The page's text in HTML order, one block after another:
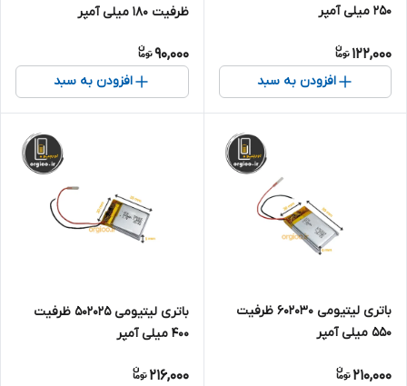
250 میلی آمپر
122,000
افزودن به سبد
ظرفیت 180 میلی آمپر
90,000
افزودن به سبد
باتری لیتیومی 602030 ظرفیت
550 میلی آمپر
210,000
باتری لیتیومی ۵۰۲۰۲۵ ظرفیت
۴۰۰ میلی آمپر
216,000